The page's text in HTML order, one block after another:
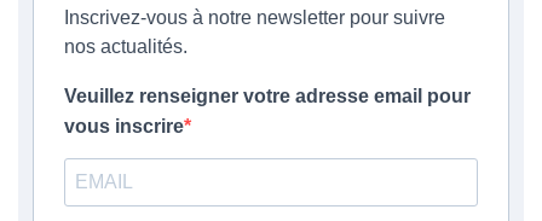
Inscrivez-vous à notre newsletter pour suivre
nos actualités.
Veuillez renseigner votre adresse email pour
vous inscrire